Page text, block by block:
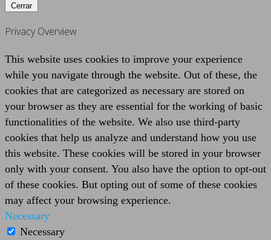
Cerrar
Privacy Overview
This website uses cookies to improve your experience
while you navigate through the website. Out of these, the
cookies that are categorized as necessary are stored on
your browser as they are essential for the working of basic
functionalities of the website. We also use third-party
cookies that help us analyze and understand how you use
this website. These cookies will be stored in your browser
only with your consent. You also have the option to opt-out
of these cookies. But opting out of some of these cookies
may affect your browsing experience.
Necessary
Necessary